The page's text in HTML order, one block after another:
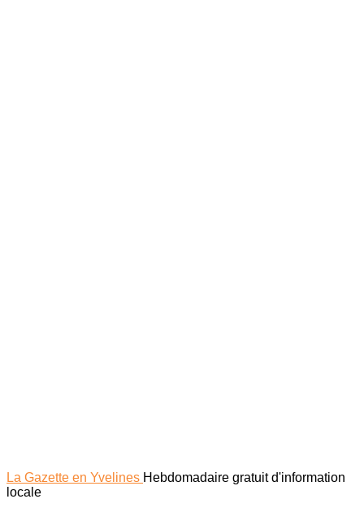
La Gazette en Yvelines Hebdomadaire gratuit d'information
locale